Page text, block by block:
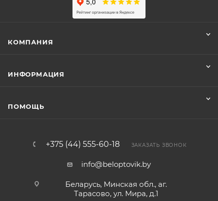
КОМПАНИЯ
ИНФОРМАЦИЯ
ПОМОЩЬ
+375 (44) 555-60-18 ЗАКАЗАТЬ ЗВОНОК
info@beloptovik.by
Беларусь, Минская обл., аг.
Тарасово, ул. Мира, д.1